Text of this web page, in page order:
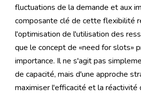
fluctuations de la demande et aux
composante clé de cette flexibilité
l'optimisation de l'utilisation des
que le concept de «need for slots»
importance. Il ne s'agit pas
de capacité, mais d'une approche
maximiser l'efficacité et la réactivité